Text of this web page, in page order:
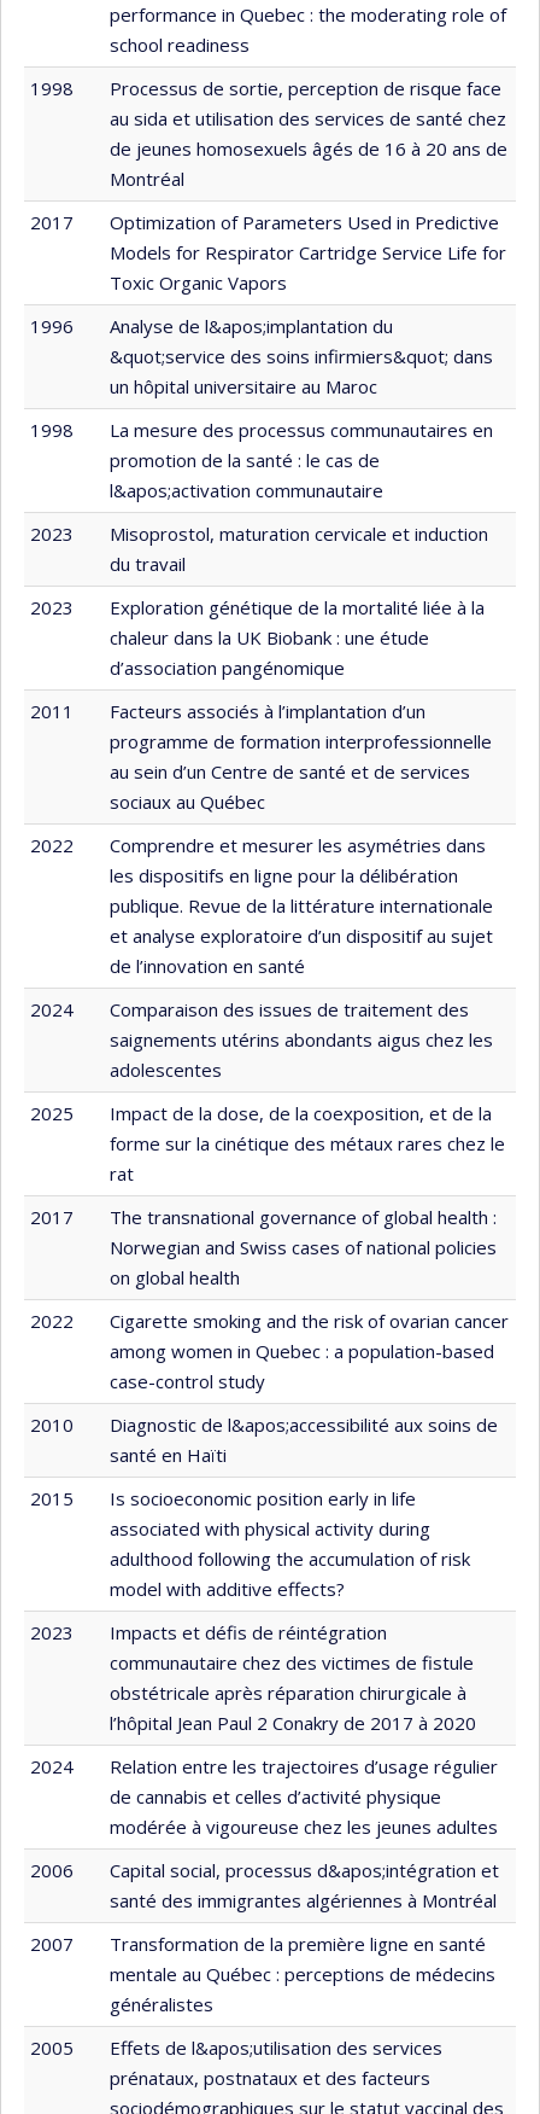
performance in Quebec : the moderating role of
school readiness
1998
Processus de sortie, perception de risque face
au sida et utilisation des services de santé chez
de jeunes homosexuels âgés de 16 à 20 ans de
Montréal
2017
Optimization of Parameters Used in Predictive
Models for Respirator Cartridge Service Life for
Toxic Organic Vapors
1996
Analyse de l&apos;implantation du
&quot;service des soins infirmiers&quot; dans
un hôpital universitaire au Maroc
1998
La mesure des processus communautaires en
promotion de la santé : le cas de
l&apos;activation communautaire
2023
Misoprostol, maturation cervicale et induction
du travail
2023
Exploration génétique de la mortalité liée à la
chaleur dans la UK Biobank : une étude
d’association pangénomique
2011
Facteurs associés à l’implantation d’un
programme de formation interprofessionnelle
au sein d’un Centre de santé et de services
sociaux au Québec
2022
Comprendre et mesurer les asymétries dans
les dispositifs en ligne pour la délibération
publique. Revue de la littérature internationale
et analyse exploratoire d’un dispositif au sujet
de l’innovation en santé
2024
Comparaison des issues de traitement des
saignements utérins abondants aigus chez les
adolescentes
2025
Impact de la dose, de la coexposition, et de la
forme sur la cinétique des métaux rares chez le
rat
2017
The transnational governance of global health :
Norwegian and Swiss cases of national policies
on global health
2022
Cigarette smoking and the risk of ovarian cancer
among women in Quebec : a population-based
case-control study
2010
Diagnostic de l&apos;accessibilité aux soins de
santé en Haïti
2015
Is socioeconomic position early in life
associated with physical activity during
adulthood following the accumulation of risk
model with additive effects?
2023
Impacts et défis de réintégration
communautaire chez des victimes de fistule
obstétricale après réparation chirurgicale à
l’hôpital Jean Paul 2 Conakry de 2017 à 2020
2024
Relation entre les trajectoires d’usage régulier
de cannabis et celles d’activité physique
modérée à vigoureuse chez les jeunes adultes
2006
Capital social, processus d&apos;intégration et
santé des immigrantes algériennes à Montréal
2007
Transformation de la première ligne en santé
mentale au Québec : perceptions de médecins
généralistes
2005
Effets de l&apos;utilisation des services
prénataux, postnataux et des facteurs
sociodémographiques sur le statut vaccinal des